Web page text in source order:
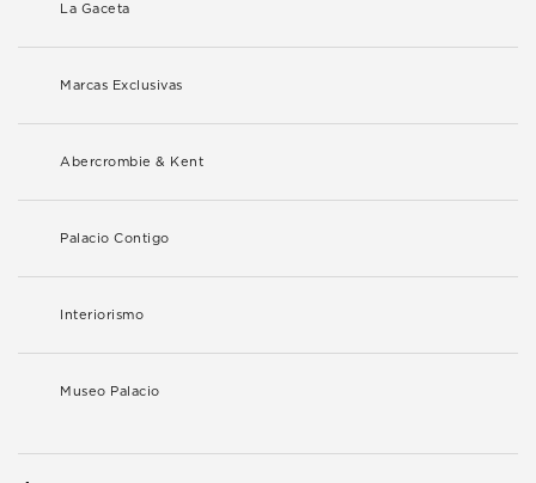
La Gaceta
Marcas Exclusivas
Abercrombie & Kent
Palacio Contigo
Interiorismo
Museo Palacio